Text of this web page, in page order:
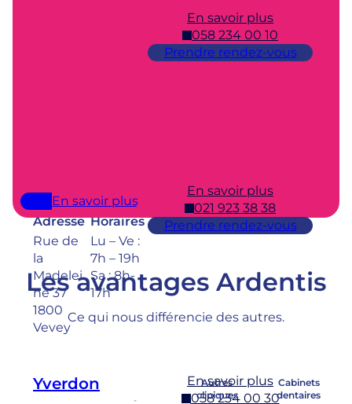
En savoir plus
058 234 00 10
Prendre rendez-vous
Vevey-Gare
Adresse
Rue de
la
Madelei
ne 37
1800
Vevey
Horaires
Lu – Ve :
7h – 19h
Sa : 8h-
17h
En savoir plus
021 923 38 38
Prendre rendez-vous
Yverdon
En savoir plus
058 234 00 30
En savoir plus
Les avantages Ardentis
Ce qui nous différencie des autres.
Autres
cliniques
Cabinets
dentaires